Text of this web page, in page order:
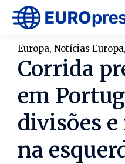
Europa, Notícias Europa,
Corrida
em
divisões
na